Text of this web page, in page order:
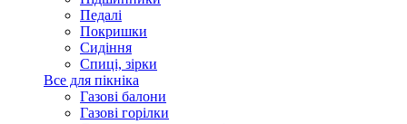
Педалі
Покришки
Сидіння
Спиці, зірки
Все для пікніка
Газові балони
Газові горілки